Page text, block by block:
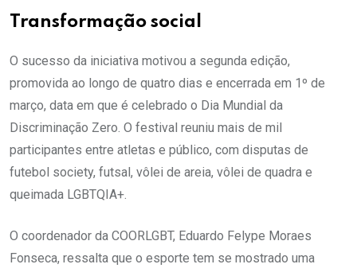
Transformação social
O sucesso da iniciativa motivou a segunda edição,
promovida ao longo de quatro dias e encerrada em 1º de
março, data em que é celebrado o Dia Mundial da
Discriminação Zero. O festival reuniu mais de mil
participantes entre atletas e público, com disputas de
futebol society, futsal, vôlei de areia, vôlei de quadra e
queimada LGBTQIA+.
O coordenador da COORLGBT, Eduardo Felype Moraes
Fonseca, ressalta que o esporte tem se mostrado uma